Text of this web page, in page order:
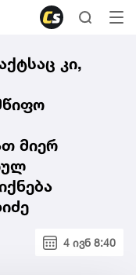
კი,
მიერ
4 ივნ 8:40